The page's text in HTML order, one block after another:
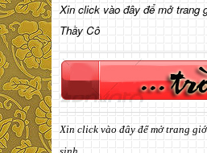
Xin click vào đây để mở trang
Thầy Cô
Xin click vào đây để mở trang
sinh